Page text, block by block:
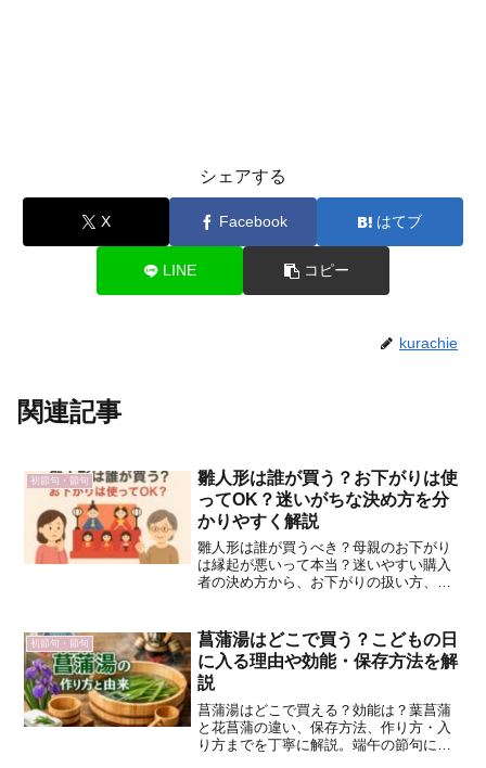
シェアする
X Facebook はてブ
LINE コピー
kurachie
関連記事
初節句・節句
雛人形は誰が買う？お下がりは使
ってOK？迷いがちな決め方を分
かりやすく解説
雛人形は誰が買うべき？母親のお下がり
は縁起が悪いって本当？迷いやすい購入
者の決め方から、お下がりの扱い方、家
に。
初節句・節句
菖蒲湯はどこで買う？こどもの日
に入る理由や効能・保存方法を解
説
菖蒲湯はどこで買える？効能は？葉菖蒲
と花菖蒲の違い、保存方法、作り方・入
り方までを丁寧に解説。端午の節句に家